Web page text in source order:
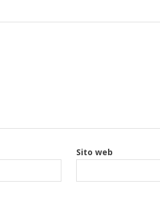
Sito web